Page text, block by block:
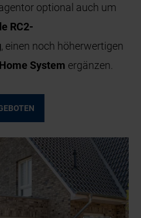
optional auch um
RC2-
, einen noch höherwertigen
System ergänzen.